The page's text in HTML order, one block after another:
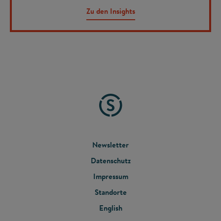
Zu den Insights
FOOTER
MENU
Newsletter
Datenschutz
Impressum
Standorte
English